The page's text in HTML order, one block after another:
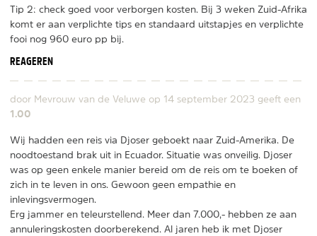
Tip 2: check goed voor verborgen kosten. Bij 3 weken Zuid-Afrika
komt er aan verplichte tips en standaard uitstapjes en verplichte
fooi nog 960 euro pp bij.
REAGEREN
door Mevrouw van de Veluwe op 14 september 2023 geeft een
1.00
Wij hadden een reis via Djoser geboekt naar Zuid-Amerika. De
noodtoestand brak uit in Ecuador. Situatie was onveilig. Djoser
was op geen enkele manier bereid om de reis om te boeken of
zich in te leven in ons. Gewoon geen empathie en
inlevingsvermogen.
Erg jammer en teleurstellend. Meer dan 7.000,- hebben ze aan
annuleringskosten doorberekend. Al jaren heb ik met Djoser